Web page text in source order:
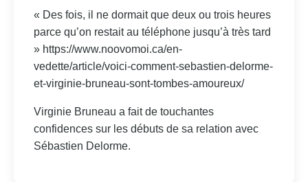
« Des fois, il ne dormait que deux ou trois heures
parce qu’on restait au téléphone jusqu’à très tard
» https://www.noovomoi.ca/en-
vedette/article/voici-comment-sebastien-delorme-
et-virginie-bruneau-sont-tombes-amoureux/
Virginie Bruneau a fait de touchantes
confidences sur les débuts de sa relation avec
Sébastien Delorme.